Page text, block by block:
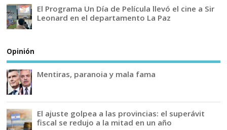
El Programa Un Día de Película llevó el cine a Sir
Leonard en el departamento La Paz
Opinión
Mentiras, paranoia y mala fama
El ajuste golpea a las provincias: el superávit
fiscal se redujo a la mitad en un año